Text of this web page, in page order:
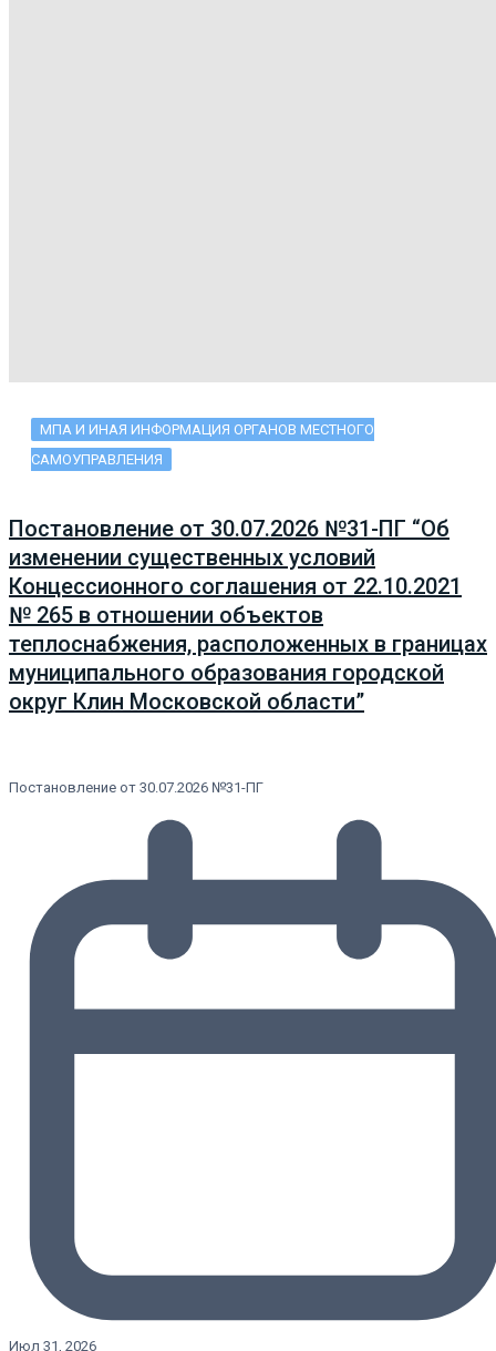
МПА И ИНАЯ ИНФОРМАЦИЯ ОРГАНОВ МЕСТНОГО
САМОУПРАВЛЕНИЯ
Постановление от 30.07.2026 №31-ПГ “Об
изменении существенных условий
Концессионного соглашения от 22.10.2021
№ 265 в отношении объектов
теплоснабжения, расположенных в границах
муниципального образования городской
округ Клин Московской области”
Постановление от 30.07.2026 №31-ПГ
Июл 31, 2026